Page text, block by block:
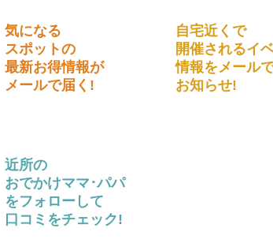
気になる
スポットの
最新お得情報が
メールで届く!
自宅近くで
開催されるイ
情報をメール
お知らせ!
近所の
おでかけママ･パパ
をフォローして
口コミをチェック!